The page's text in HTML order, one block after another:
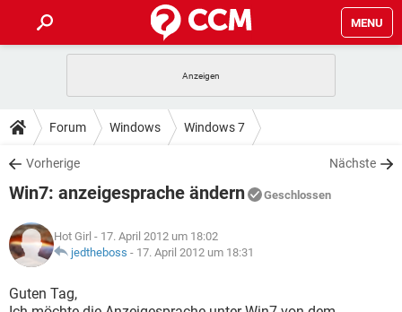
MENU
ANDROID IOS
WINDOWS 10
WHATSAPP TIKTOK
FACEBOOK
TIPPS & TRICKS
SPIELE STREAMING
WHATSAPP TIKTOK
FACEBOOK
DOWNLOADS
SPIELE STREAMING
ANDROID
WINDOWS 10 INSTAGRAM
WHATSAPP
SPIELE STREAMING
ANDROID
WINDOWS 10
LEXIKON
SPIELE
Forum Windows Windows 7
Vorherige Nächste
Win7: anzeigesprache ändern Geschlossen
Hot Girl - 17. April 2012 um 18:02
jedtheboss - 17. April 2012 um 18:31
Guten Tag,